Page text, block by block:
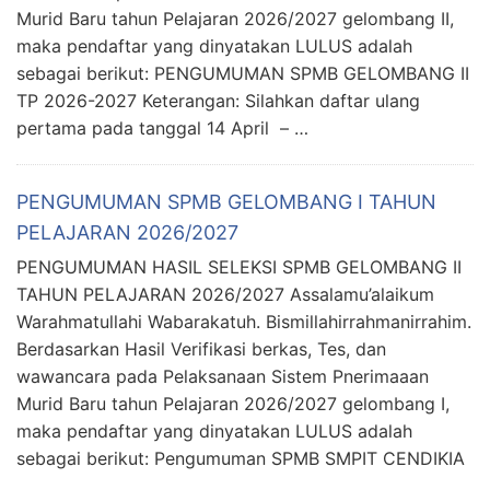
Murid Baru tahun Pelajaran 2026/2027 gelombang II,
maka pendaftar yang dinyatakan LULUS adalah
sebagai berikut: PENGUMUMAN SPMB GELOMBANG II
TP 2026-2027 Keterangan: Silahkan daftar ulang
pertama pada tanggal 14 April – …
PENGUMUMAN SPMB GELOMBANG I TAHUN
PELAJARAN 2026/2027
PENGUMUMAN HASIL SELEKSI SPMB GELOMBANG II
TAHUN PELAJARAN 2026/2027 Assalamu’alaikum
Warahmatullahi Wabarakatuh. Bismillahirrahmanirrahim.
Berdasarkan Hasil Verifikasi berkas, Tes, dan
wawancara pada Pelaksanaan Sistem Pnerimaaan
Murid Baru tahun Pelajaran 2026/2027 gelombang I,
maka pendaftar yang dinyatakan LULUS adalah
sebagai berikut: Pengumuman SPMB SMPIT CENDIKIA